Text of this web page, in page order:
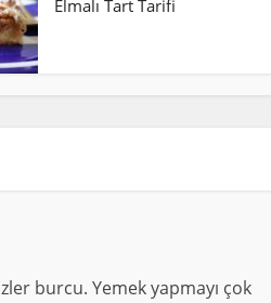
Elmalı Tart Tarifi
burcu. Yemek yapmayı çok